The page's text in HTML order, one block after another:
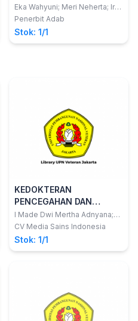
BENCANA (Ibu dan Anak
Prasekolah)
Eka Wahyuni; Meri Neherta; Ira
Mulya Sari
Penerbit Adab
Stok: 1/1
KEDOKTERAN
PENCEGAHAN DAN
KOMUNITAS
I Made Dwi Mertha Adnyana;
dkk
CV Media Sains Indonesia
Stok: 1/1